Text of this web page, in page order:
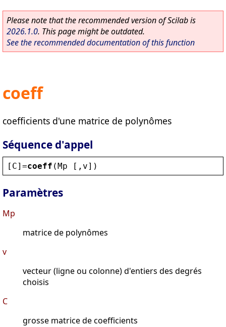
Please note that the recommended version of Scilab is
2026.1.0. This page might be outdated.
See the recommended documentation of this function
coeff
coefficients d'une matrice de polynômes
Séquence d'appel
[ C]=coeff (Mp [, v])
Paramètres
Mp
matrice de polynômes
v
vecteur (ligne ou colonne) d'entiers des degrés
choisis
C
grosse matrice de coefficients